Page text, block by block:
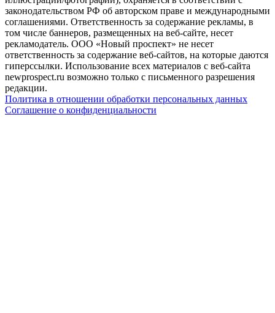
законодательством РФ об авторском праве и международными
соглашениями. Ответственность за содержание рекламы, в
том числе баннеров, размещенных на веб-сайте, несет
рекламодатель. ООО «Новый проспект» не несет
ответственность за содержание веб-сайтов, на которые даются
гиперссылки. Использование всех материалов с веб-сайта
newprospect.ru возможно только с письменного разрешения
редакции.
Политика в отношении обработки персональных данных
Соглашение о конфиденциальности